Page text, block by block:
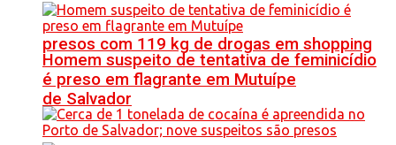
presos com 119 kg de drogas em shopping
de Salvador
Homem suspeito de tentativa de feminicídio
é preso em flagrante em Mutuípe